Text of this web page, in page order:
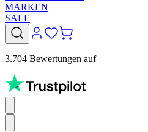
MARKEN
SALE
3.704 Bewertungen auf